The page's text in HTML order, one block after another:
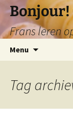
naar
de
inhoud
Bonjour!
Frans leren
Menu
Tag